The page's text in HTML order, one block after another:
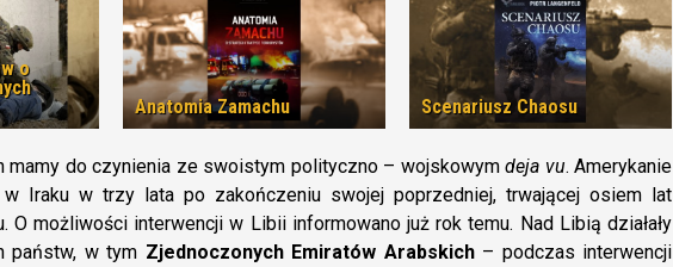
o
Anatomia Zamachu Scenariusz Chaosu
mamy do czynienia ze swoistym polityczno – wojskowymdeja vu. Amerykanie
w Iraku w trzy lata po zakończeniu swojej poprzedniej, trwającej osiem lat
O możliwości interwencji w Libii informowano już rok temu. Nad Libią działały
państw, w tym Zjednoczonych Emiratów Arabskich– podczas interwencji